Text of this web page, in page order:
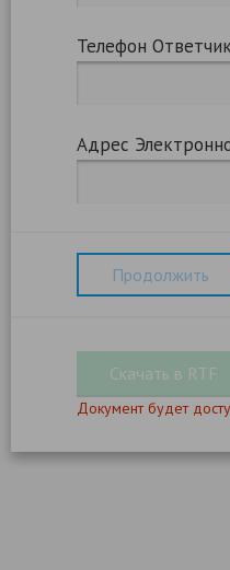
Телефон
Адрес
Продолжить
Документ будет